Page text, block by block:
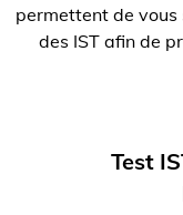
permettent de
des IST afin de
Test